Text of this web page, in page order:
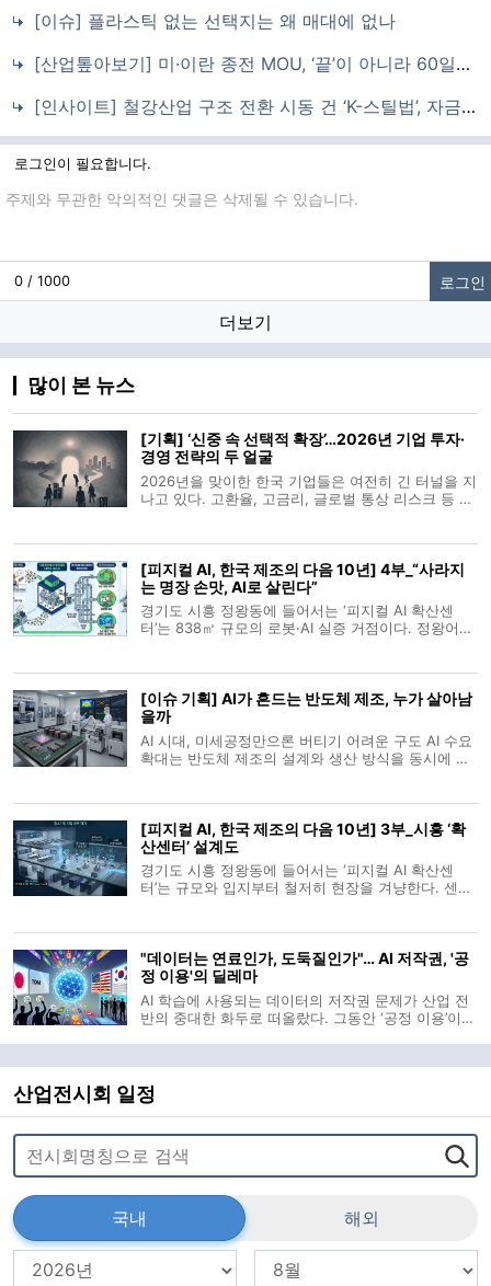
[이슈] 플라스틱 없는 선택지는 왜 매대에 없나
[산업톺아보기] 미·이란 종전 MOU, ‘끝’이 아니라 60일짜리 시험 무대
[인사이트] 철강산업 구조 전환 시동 건 ‘K-스틸법’, 자금·수요 연동이 성패 가른다
로그인이 필요합니다.
글입력
0 / 1000 로그인
더보기
많이 본 뉴스
[기획] ‘신중 속 선택적 확장’…2026년 기업 투자·
경영 전략의 두 얼굴
2026년을 맞이한 한국 기업들은 여전히 긴 터널을 지
나고 있다. 고환율, 고금리, 글로벌 통상 리스크 등 대
별로 온도차가
[피지컬 AI, 한국 제조의 다음 10년] 4부_“사라지
는 명장 손맛, AI로 살린다”
경기도 시흥 정왕동에 들어서는 ‘피지컬 AI 확산센
터’는 838㎡ 규모의 로봇·AI 실증 거점이다. 정왕어울
산업 현장과 유사한 조건에서 시험
[이슈 기획] AI가 흔드는 반도체 제조, 누가 살아남
을까
AI 시대, 미세공정만으론 버티기 어려운 구도 AI 수요
확대는 반도체 제조의 설계와 생산 방식을 동시에 바
연결되는 방향으로 이동하고
[피지컬 AI, 한국 제조의 다음 10년] 3부_시흥 ‘확
산센터’ 설계도
경기도 시흥 정왕동에 들어서는 ‘피지컬 AI 확산센
터’는 규모와 입지부터 철저히 현장을 겨냥한다. 센터
1월 말부터 한 달간 진행된 입
"데이터는 연료인가, 도둑질인가"… AI 저작권, '공
정 이용'의 딜레마
AI 학습에 사용되는 데이터의 저작권 문제가 산업 전
반의 중대한 화두로 떠올랐다. 그동안 ‘공정 이용’이라
텐츠 제작자 양측 모두에게 시급한 판단을 요구한다.
특히 한국은 주요국과 달
산업전시회 일정
국내 해외